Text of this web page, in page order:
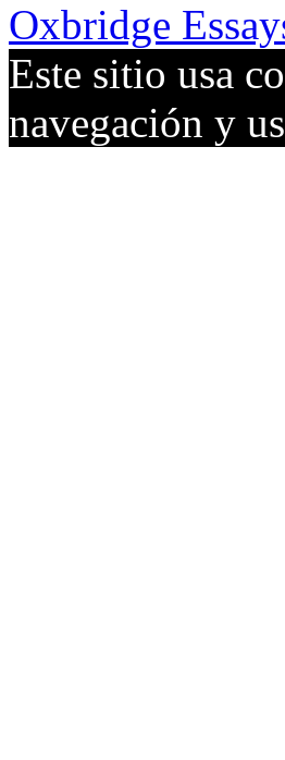
Oxbridge
Este sitio usa
navegación y